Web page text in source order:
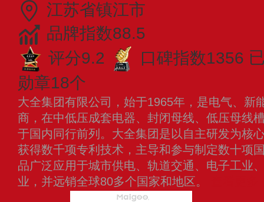
江苏省镇江市
品牌指数88.5
评分9.2
口碑指数1356
勋章18个
大全集团有限公司，始于1965年，是电气、新
商，在中低压成套电器、封闭母线、低压母线
于国内同行前列。大全集团是以自主研发为核
获得数千项专利技术，主导和参与制定数十项
品广泛应用于城市供电、轨道交通、电子工业
业，并远销全球80多个国家和地区。